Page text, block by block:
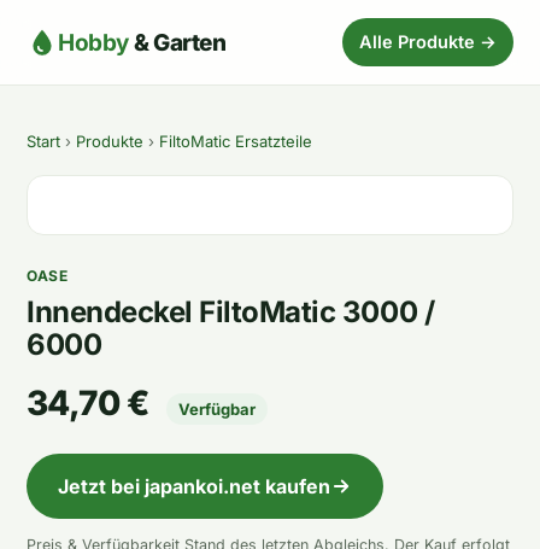
Hobby& Garten Alle Produkte →
Start › Produkte › FiltoMatic Ersatzteile
OASE
Innendeckel FiltoMatic 3000 /
6000
34,70 € Verfügbar
Jetzt bei japankoi.net kaufen
Preis & Verfügbarkeit Stand des letzten Abgleichs. Der Kauf erfolgt